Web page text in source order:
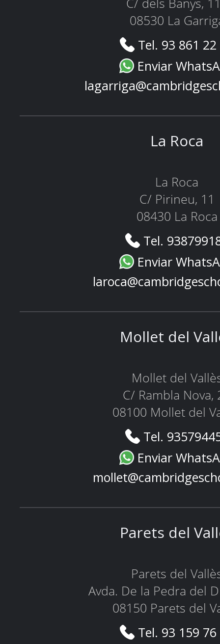
C/ dels Banys,
08530 La
Tel. 93 861
Enviar
La Roca
La Roca
C/ Pirineu, 11
08430 La Roca
Tel.
Enviar
Mollet del
Mollet del
C/ Rambla Nova,
08100 Mollet del
Tel.
Enviar
Parets del
Parets del
Avda. De la Pedra del
08150 Parets del
Tel. 93 159